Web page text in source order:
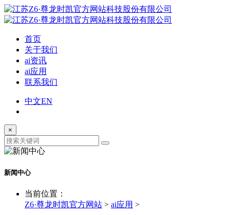
首页
关于我们
ai资讯
ai应用
联系我们
中文EN
×
新闻中心
当前位置：
Z6·尊龙时凯官方网站 > ai应用 >